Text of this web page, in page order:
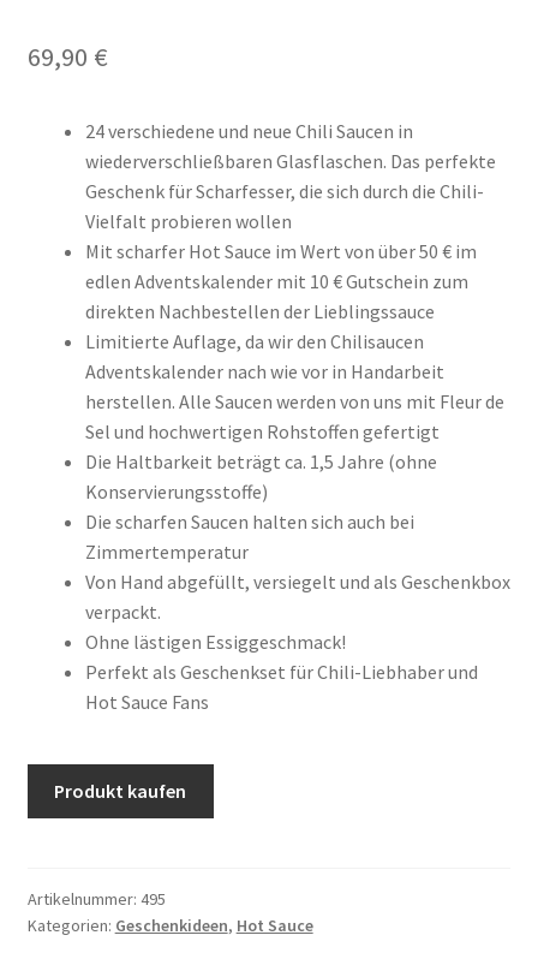
69,90 €
24 verschiedene und neue Chili Saucen in
wiederverschließbaren Glasflaschen. Das perfekte
Geschenk für Scharfesser, die sich durch die Chili-
Vielfalt probieren wollen
Mit scharfer Hot Sauce im Wert von über 50 € im
edlen Adventskalender mit 10 € Gutschein zum
direkten Nachbestellen der Lieblingssauce
Limitierte Auflage, da wir den Chilisaucen
Adventskalender nach wie vor in Handarbeit
herstellen. Alle Saucen werden von uns mit Fleur de
Sel und hochwertigen Rohstoffen gefertigt
Die Haltbarkeit beträgt ca. 1,5 Jahre (ohne
Konservierungsstoffe)
Die scharfen Saucen halten sich auch bei
Zimmertemperatur
Von Hand abgefüllt, versiegelt und als Geschenkbox
verpackt.
Ohne lästigen Essiggeschmack!
Perfekt als Geschenkset für Chili-Liebhaber und
Hot Sauce Fans
Produkt kaufen
Artikelnummer: 495
Kategorien: Geschenkideen, Hot Sauce